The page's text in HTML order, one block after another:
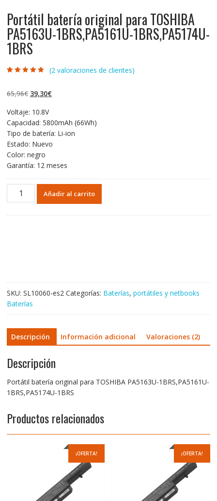
Portátil batería original para TOSHIBA
PA5163U-1BRS,PA5161U-1BRS,PA5174U-
1BRS
valoraciones
(2valoraciones de clientes)
65,96€ El
original
era:
65,96€.
39,30€El
es:
39,30€.
Voltaje: 10.8V
Capacidad: 5800mAh (66Wh)
Tipo de batería: Li-ion
Estado: Nuevo
Color: negro
Garantía: 12 meses
Portátil
batería
cantidad
Añadir al carrito
SKU: SL10060-es2 Categorías: Baterías, portátiles y netbooks
Baterías
Descripción Información adicional Valoraciones (2)
Descripción
Portátil batería original para TOSHIBA PA5163U-1BRS,PA5161U-
1BRS,PA5174U-1BRS
Productos relacionados
¡OFERTA! ¡OFERTA!